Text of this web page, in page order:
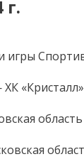
г.
«Кристалл»